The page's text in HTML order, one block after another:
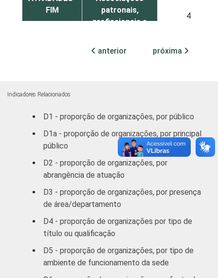
FIM
patronais,
profissionais e
4
direitos
Religião 15
Outros
Base: 3.546 organizações sem fins
lucrativos. Dados coletados entre outubro
estimuladas e rodiziadas.
Fonte: NIC.br - out/2012 a mar/2013
anterior próxima
Indicadores Relacionados
D1 - proporção de organizações, por público
D1a - proporção de organizações, por principal
público
D2 - proporção de organizações, por
abrangência de atuação
D3 - proporção de organizações, por presença
de área/departamento
D4 - proporção de organizações por tipo de
título ou qualificação
D5 - proporção de organizações, por tipo de
ambiente de funcionamento da sede